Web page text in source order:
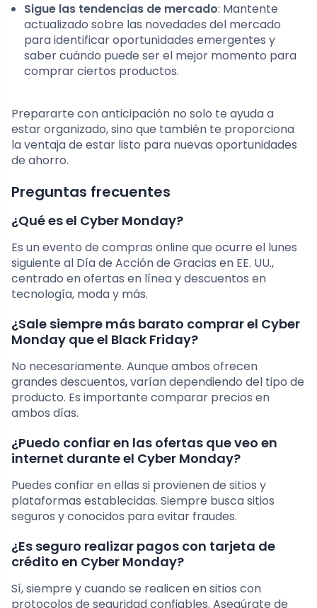
Sigue las tendencias de mercado: Mantente
actualizado sobre las novedades del mercado
para identificar oportunidades emergentes y
saber cuándo puede ser el mejor momento para
comprar ciertos productos.
Prepararte con anticipación no solo te ayuda a
estar organizado, sino que también te proporciona
la ventaja de estar listo para nuevas oportunidades
de ahorro.
Preguntas frecuentes
¿Qué es el Cyber Monday?
Es un evento de compras online que ocurre el lunes
siguiente al Día de Acción de Gracias en EE. UU.,
centrado en ofertas en línea y descuentos en
tecnología, moda y más.
¿Sale siempre más barato comprar el Cyber
Monday que el Black Friday?
No necesariamente. Aunque ambos ofrecen
grandes descuentos, varían dependiendo del tipo de
producto. Es importante comparar precios en
ambos días.
¿Puedo confiar en las ofertas que veo en
internet durante el Cyber Monday?
Puedes confiar en ellas si provienen de sitios y
plataformas establecidas. Siempre busca sitios
seguros y conocidos para evitar fraudes.
¿Es seguro realizar pagos con tarjeta de
crédito en Cyber Monday?
Sí, siempre y cuando se realicen en sitios con
protocolos de seguridad confiables. Asegúrate de